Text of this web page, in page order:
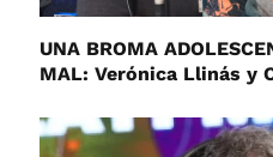
UNA BROMA
MAL: Verónica Llinás y